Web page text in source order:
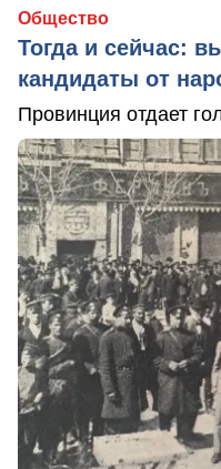
Общество
Тогда и сейчас:
кандидаты от
Провинция отдает